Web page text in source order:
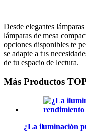
Desde elegantes
lámparas de mesa
opciones disponibles te
se adapte a tus
de tu espacio de lectura.
Más Productos
¿La iluminación